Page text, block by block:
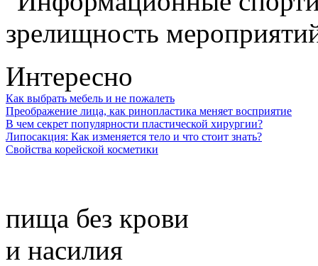
Интересно
Как выбрать мебель и не пожалеть
Преображение лица, как ринопластика меняет восприятие
В чем секрет популярности пластической хирургии?
Липосакция: Как изменяется тело и что стоит знать?
Свойства корейской косметики
пища без крови
и насилия